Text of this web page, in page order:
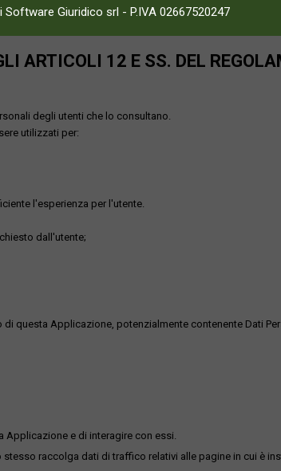
Giuridico srl - P.IVA 02667520247
ARTICOLI 12 E SS. DEL
degli utenti che lo consultano.
utilizzati per:
l'esperienza per l'utente.
dall'utente;
questa Applicazione, potenzialmente contenente Dati
Applicazione e di interagire con essi.
raccolga dati di traffico relativi alle pagine in cui è